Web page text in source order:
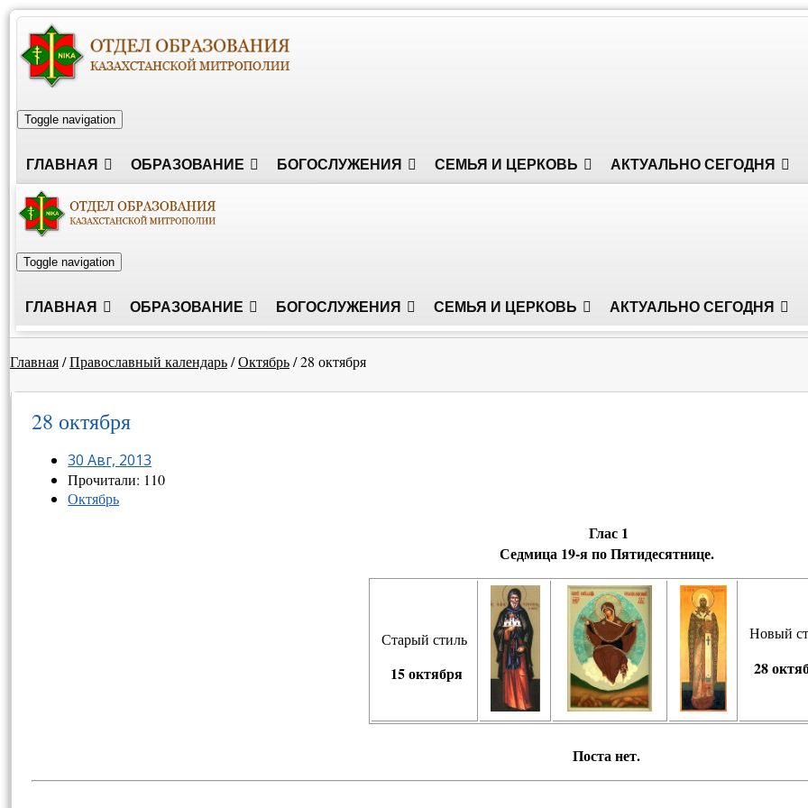
Toggle navigation
ГЛАВНАЯ ОБРАЗОВАНИЕ БОГОСЛУЖЕНИЯ СЕМЬЯ И ЦЕРКОВЬ АКТУАЛЬНО СЕГОДНЯ
Toggle navigation
ГЛАВНАЯ ОБРАЗОВАНИЕ БОГОСЛУЖЕНИЯ СЕМЬЯ И ЦЕРКОВЬ АКТУАЛЬНО СЕГОДНЯ
Главная/Православный календарь/Октябрь/28 октября
28 октября
30 Авг, 2013
Прочитали: 110
Октябрь
Глас 1
Сед­ми­ца19-я по Пятидесятнице.
Старый стиль
15 октября
Новый
28
Пос­та нет.